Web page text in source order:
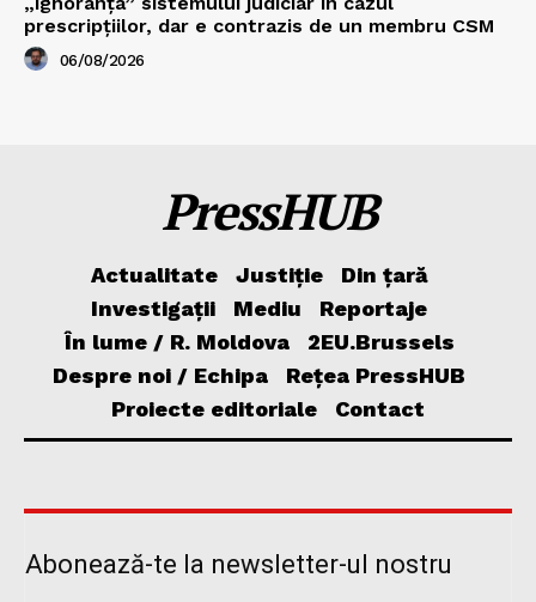
prescripțiilor, dar e contrazis de un membru CSM
06/08/2026
PressHUB
Actualitate Justiție
Din țară
Investigații
Mediu
Reportaje
În lume / R. Moldova
2EU.Brussels
Despre noi / Echipa
Rețea PressHUB
Proiecte editoriale
Contact
Abonează-te la newsletter-ul nostru